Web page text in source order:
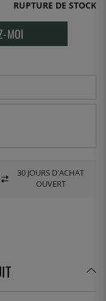
RUPTURE DE STOCK
MOI
30 JOURS D'ACHAT
OUVERT